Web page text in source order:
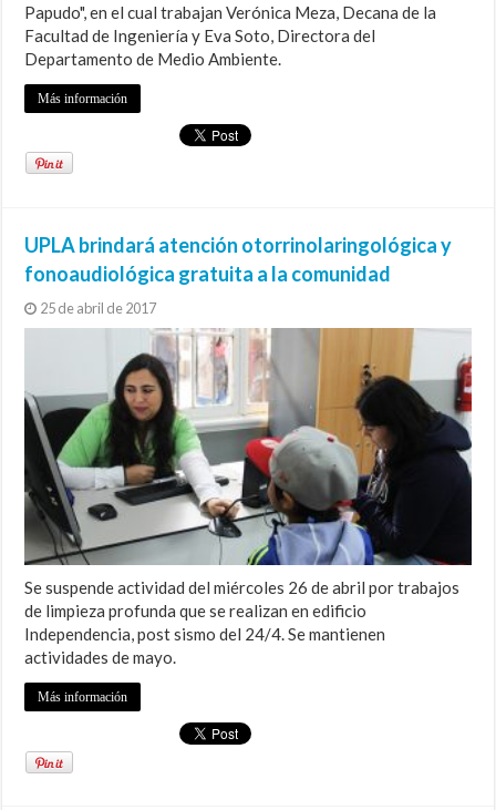
Papudo", en el cual trabajan Verónica Meza, Decana de la
Facultad de Ingeniería y Eva Soto, Directora del
Departamento de Medio Ambiente.
Más información
UPLA brindará atención otorrinolaringológica y
fonoaudiológica gratuita a la comunidad
25 de abril de 2017
Se suspende actividad del miércoles 26 de abril por trabajos
de limpieza profunda que se realizan en edificio
Independencia, post sismo del 24/4. Se mantienen
actividades de mayo.
Más información